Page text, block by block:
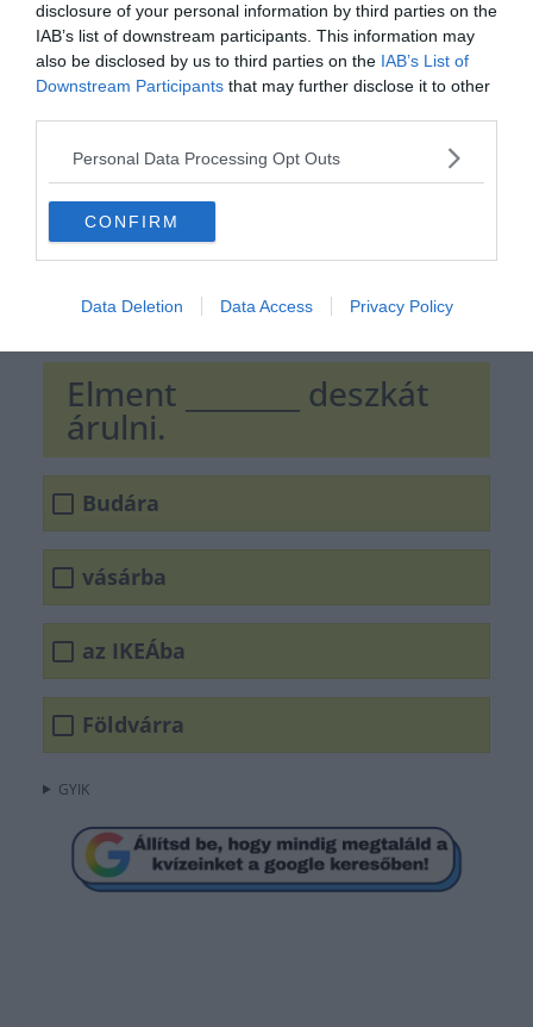
disclosure of your personal information by third parties on the
IAB’s list of downstream participants. This information may
also be disclosed by us to third parties on the IAB’s List of
Downstream Participants that may further disclose it to other
Personal Data Processing Opt Outs
CONFIRM
Data Deletion Data Access Privacy Policy
Hirdetés
Elment ________ deszkát
árulni.
Budára
vásárba
az IKEÁba
Földvárra
GYIK